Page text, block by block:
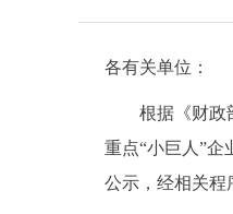
各有关单位：
根据《财政
重点“小巨人”
公示，经相关程